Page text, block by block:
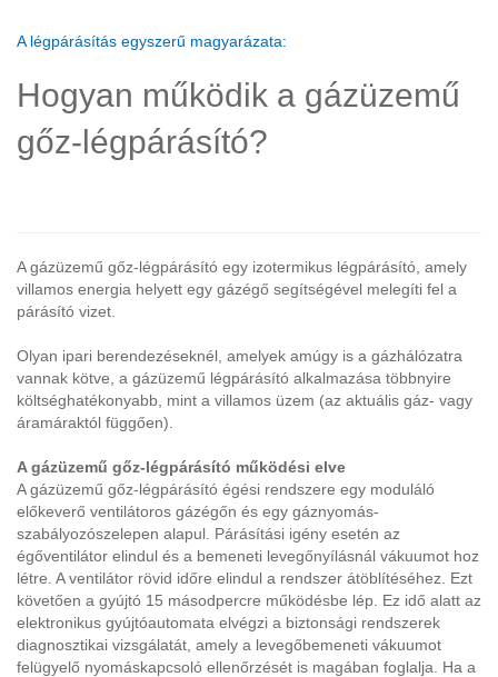
A légpárásítás egyszerű magyarázata:
Hogyan működik a gázüzemű
gőz-légpárásító?
A gázüzemű gőz-légpárásító egy izotermikus légpárásító, amely
villamos energia helyett egy gázégő segítségével melegíti fel a
párásító vizet.
Olyan ipari berendezéseknél, amelyek amúgy is a gázhálózatra
vannak kötve, a gázüzemű légpárásító alkalmazása többnyire
költséghatékonyabb, mint a villamos üzem (az aktuális gáz- vagy
áramáraktól függően).
A gázüzemű gőz-légpárásító működési elve
A gázüzemű gőz-légpárásító égési rendszere egy moduláló
előkeverő ventilátoros gázégőn és egy gáznyomás-
szabályozószelepen alapul. Párásítási igény esetén az
égőventilátor elindul és a bemeneti levegőnyílásnál vákuumot hoz
létre. A ventilátor rövid időre elindul a rendszer átöblítéséhez. Ezt
követően a gyújtó 15 másodpercre működésbe lép. Ez idő alatt az
elektronikus gyújtóautomata elvégzi a biztonsági rendszerek
diagnosztikai vizsgálatát, amely a levegőbemeneti vákuumot
felügyelő nyomáskapcsoló ellenőrzését is magában foglalja. Ha a